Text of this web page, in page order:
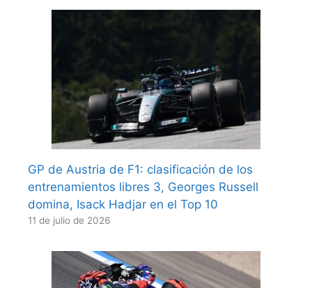
GP de Austria de F1: clasificación de los
entrenamientos libres 3, Georges Russell
domina, Isack Hadjar en el Top 10
11 de julio de 2026